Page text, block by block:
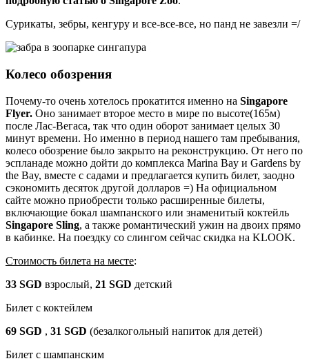
Сурикаты, зебры, кенгуру и все-все-все, но панд не завезли =/
Колесо обозрения
Почему-то очень хотелось прокатится именно на Singapore
Flyer. Оно занимает второе место в мире по высоте(165м)
после Лас-Вегаса, так что один оборот занимает целых 30
минут времени. Но именно в период нашего там пребывания,
колесо обозрение было закрыто на реконструкцию. От него по
эспланаде можно дойти до комплекса Marina Bay и Gardens by
the Bay, вместе с садами и предлагается купить билет, заодно
сэкономить десяток другой долларов =) На официальном
сайте можно приобрести только расширенные билеты,
включающие бокал шампанского или знаменитый коктейль
Singapore Sling, а также романтический ужин на двоих прямо
в кабинке. На поездку со слингом сейчас скидка на KLOOK.
Стоимость билета на месте:
33 SGD взрослый, 21 SGD детский
Билет с коктейлем
69 SGD , 31 SGD (безалкогольный напиток для детей)
Билет с шампанским